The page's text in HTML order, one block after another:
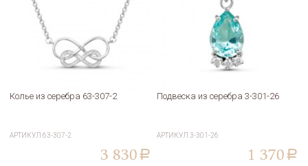
Колье из серебра 63-307-2
АРТИКУЛ63-307-2
3 830 a
Подвеска из серебра 3-301-26
АРТИКУЛ 3-301-26
1 370 a